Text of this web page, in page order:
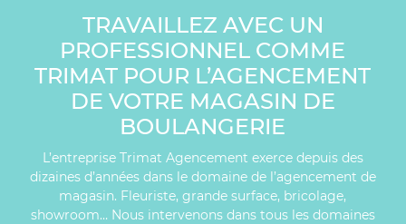
TRAVAILLEZ AVEC UN
PROFESSIONNEL COMME
TRIMAT POUR L’AGENCEMENT
DE VOTRE MAGASIN DE
BOULANGERIE
L’entreprise Trimat Agencement exerce depuis des
dizaines d’années dans le domaine de l’agencement de
magasin. Fleuriste, grande surface, bricolage,
showroom… Nous intervenons dans tous les domaines